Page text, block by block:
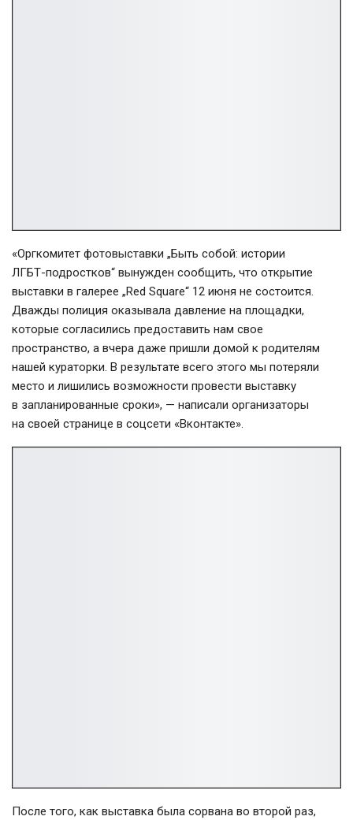
«Оргкомитет фотовыставки „Быть собой: истории
ЛГБТ-подростков“ вынужден сообщить, что открытие
выставки в галерее „Red Square“ 12 июня не состоится.
Дважды полиция оказывала давление на площадки,
которые согласились предоставить нам свое
пространство, а вчера даже пришли домой к родителям
нашей кураторки. В результате всего этого мы потеряли
место и лишились возможности провести выставку
в запланированные сроки», — написали организаторы
на своей странице в соцсети «Вконтакте».
После того, как выставка была сорвана во второй раз,